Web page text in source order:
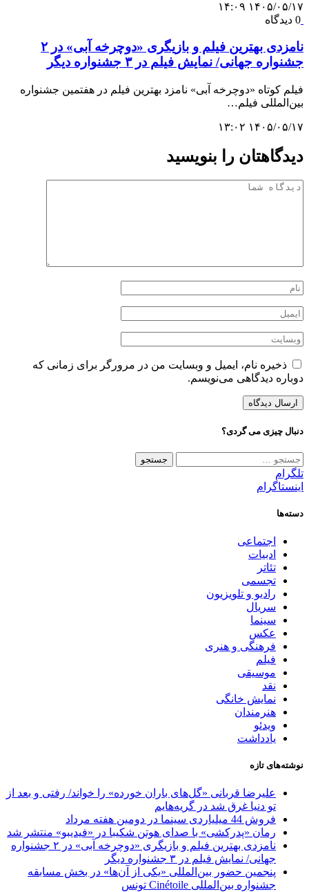
۱۴۰۵/۰۵/۱۷ ۱۴:۰۹
0 دیدگاه
نامزدی بهترین فیلم و بازیگری «دوچرخه آبی» در ۲
جشنواره جهانی/ نمایش فیلم در ۳ جشنواره دیگر
فیلم کوتاه «دوچرخه آبی» نامزد بهترین فیلم در هفتمین جشنواره
بین‌المللی فیلم…
۱۴۰۵/۰۵/۱۷ ۱۳:۰۲
دیدگاهتان را بنویسید
ذخیره نام، ایمیل و وبسایت من در مرورگر برای زمانی که
دوباره دیدگاهی می‌نویسم.
دنبال چیزی می گردی؟
جستجو
برای:
تلگرام
اینستاگرام
دسته‌ها
اجتماعی
ادبیات
تئاتر
تجسمی
رادیو و تلویزیون
سریال
سینما
عکس
فرهنگی و هنری
فیلم
موسیقی
نقد
نمایش خانگی
هنرمندان
ویدئو
یادداشت
نوشته‌های تازه
علیرضا قربانی «گل‌های باران خورده» را خواند/ رفتی و بعد از
تو دنیا غرق شد در گریه‌هایم
فروش 44 میلیاردی سینما در دومین هفته مرداد
رمان «پدرکشی» با صدای هوتن شکیبا در «فیدیبو» منتشر شد
نامزدی بهترین فیلم و بازیگری «دوچرخه آبی» در ۲ جشنواره
جهانی/ نمایش فیلم در ۳ جشنواره دیگر
پنجمین حضور بین‌المللی «یکی از آن‌ها» در بخش مسابقه
جشنواره بین‌المللی Cinétoile تونس